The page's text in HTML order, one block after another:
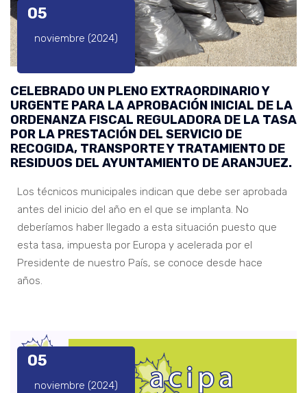
05
noviembre (2024)
CELEBRADO UN PLENO EXTRAORDINARIO Y
URGENTE PARA LA APROBACIÓN INICIAL DE LA
ORDENANZA FISCAL REGULADORA DE LA TASA
POR LA PRESTACIÓN DEL SERVICIO DE
RECOGIDA, TRANSPORTE Y TRATAMIENTO DE
RESIDUOS DEL AYUNTAMIENTO DE ARANJUEZ.
Los técnicos municipales indican que debe ser aprobada
antes del inicio del año en el que se implanta. No
deberíamos haber llegado a esta situación puesto que
esta tasa, impuesta por Europa y acelerada por el
Presidente de nuestro País, se conoce desde hace
años.
05
noviembre (2024)